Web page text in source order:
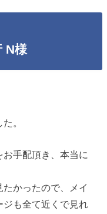
N様
。
手配頂き、本当に
かったので、メイ
ジも全て近くで見れ